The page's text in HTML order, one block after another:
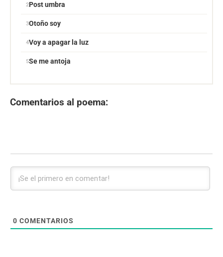
Post umbra
Otoño soy
Voy a apagar la luz
Se me antoja
Comentarios al poema:
0 COMENTARIOS